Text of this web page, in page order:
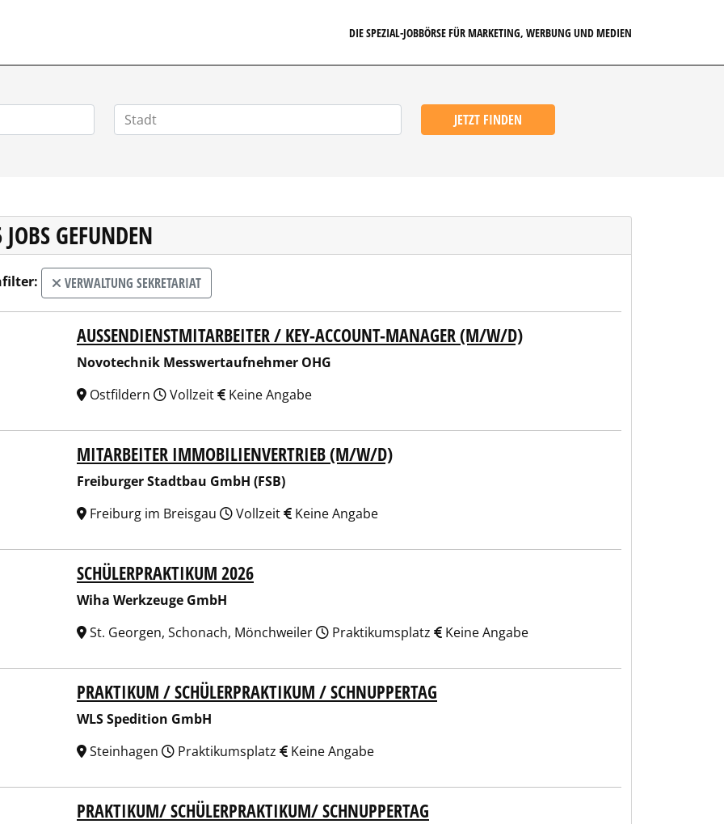
DIE SPEZIAL-JOBBÖRSE FÜR MARKETING, WERBUNG UND MEDIEN
JETZT FINDEN
GEFUNDEN
VERWALTUNG SEKRETARIAT
Messwertaufnehmer OHG
AUSSENDIENSTMITARBEITER / KEY-ACCOUNT-MANAGER (M/W/D)
Novotechnik Messwertaufnehmer OHG
Ostfildern
Vollzeit Keine Angabe
Stadtbau GmbH (FSB)
MITARBEITER IMMOBILIENVERTRIEB (M/W/D)
Freiburger Stadtbau GmbH (FSB)
Freiburg im Breisgau
Vollzeit Keine Angabe
Werkzeuge GmbHSCHÜLERPRAKTIKUM 2026
Wiha Werkzeuge GmbH
St. Georgen, Schonach, Mönchweiler
Praktikumsplatz Keine Angabe
Spedition GmbHPRAKTIKUM / SCHÜLERPRAKTIKUM / SCHNUPPERTAG
WLS Spedition GmbH
Steinhagen
Praktikumsplatz Keine Angabe
Spedition GmbHPRAKTIKUM/ SCHÜLERPRAKTIKUM/ SCHNUPPERTAG